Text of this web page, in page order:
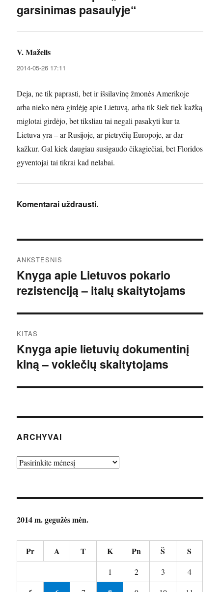
garsinimas pasaulyje“
V. Maželis
2014-05-26 17:11
Deja, ne tik paprasti, bet ir išsilavinę žmonės Amerikoje
arba nieko nėra girdėję apie Lietuvą, arba tik šiek tiek kažką
miglotai girdėjo, bet tiksliau tai negali pasakyti kur ta
Lietuva yra – ar Rusijoje, ar pietryčių Europoje, ar dar
kažkur. Gal kiek daugiau susigaudo čikagiečiai, bet Floridos
gyventojai tai tikrai kad nelabai.
Komentarai uždrausti.
tarp
įrašų
ANKSTESNIS
Ankstesnis
įrašas:
Knyga apie Lietuvos pokario
rezistenciją – italų skaitytojams
KITAS
Kitas
įrašas:
Knyga apie lietuvių dokumentinį
kiną – vokiečių skaitytojams
ARCHYVAI
Archyvai
2014 m. gegužės mėn.
Pr A T K Pn Š S
1 2 3
4